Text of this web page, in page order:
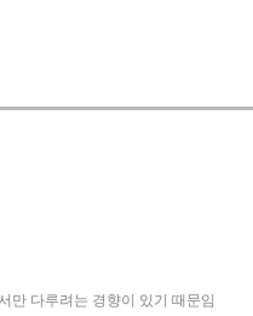
만 다루려는 경향이 있기 때문임